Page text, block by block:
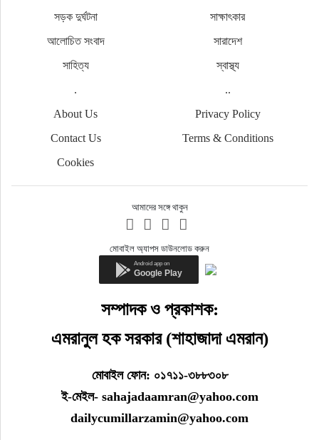
সড়ক দুর্ঘটনা
সাক্ষাৎকার
আলোচিত সংবাদ
সারাদেশ
সাহিত্য
স্বাস্থ্য
.
..
About Us
Privacy Policy
Contact Us
Terms & Conditions
Cookies
আমাদের সঙ্গে থাকুন
মোবাইল অ্যাপস ডাউনলোড করুন
সম্পাদক ও প্রকাশক:
এমরানুল হক সরকার (শাহাজাদা এমরান)
মোবাইল ফোন: ০১৭১১-৩৮৮৩০৮
ই-মেইল- sahajadaamran@yahoo.com
dailycumillarzamin@yahoo.com